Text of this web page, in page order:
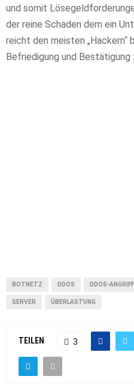
und somit
der reine Schaden dem ein
reicht den meisten „Hackern“
Befriedigung und Bestätigung
BOTNETZ DDOS DDOS-ANGRIFF
SERVER ÜBERLASTUNG
TEILEN 3